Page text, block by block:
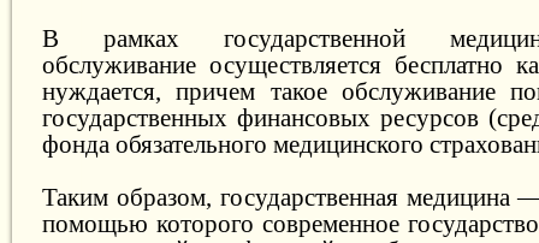
В рамках государственной
обслуживание осуществляется бесплатно
нуждается, причем такое обслуживание
государственных финансовых ресурсов
фонда обязательного медицинского
Таким образом, государственная медицина
помощью которого современное